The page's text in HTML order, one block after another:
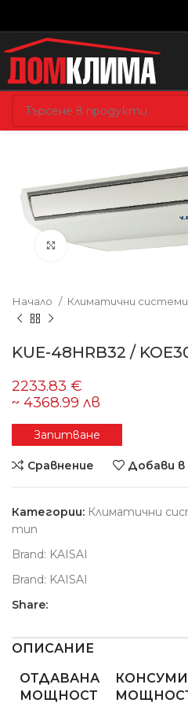
Увеличете
Начало Климатични системи
KUE-48HRB32 /
Запитване
Сравнение Добави в
Категории: Климатични
тип
Brand: KAISAI
Brand: KAISAI
Share:
ОПИСАНИЕ
ОТДАВАНА
МОЩНОСТ